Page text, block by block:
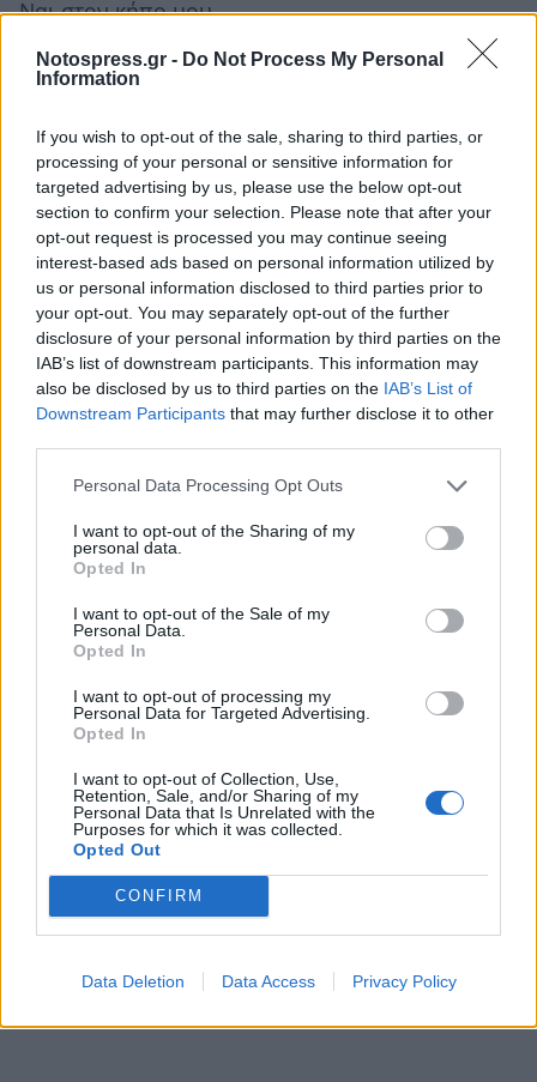
Notospress.gr - Do Not Process My Personal
Information
If you wish to opt-out of the sale, sharing to third parties, or
processing of your personal or sensitive information for
targeted advertising by us, please use the below opt-out
section to confirm your selection. Please note that after your
opt-out request is processed you may continue seeing
interest-based ads based on personal information utilized by
us or personal information disclosed to third parties prior to
your opt-out. You may separately opt-out of the further
disclosure of your personal information by third parties on the
IAB’s list of downstream participants. This information may
also be disclosed by us to third parties on the IAB’s List of
Downstream Participants that may further disclose it to other
Personal Data Processing Opt Outs
I want to opt-out of the Sharing of my
personal data.
Opted In
I want to opt-out of the Sale of my
Personal Data.
Opted In
I want to opt-out of processing my
Personal Data for Targeted Advertising.
Opted In
I want to opt-out of Collection, Use,
Retention, Sale, and/or Sharing of my
Personal Data that Is Unrelated with the
Purposes for which it was collected.
Opted Out
CONFIRM
Data Deletion Data Access Privacy Policy
Ναι στον κήπο μου
Ναι στο μπαλκόνι ή ταράτσα
Ναι έχω χωράφια
Όχι δεν ασχολούμαι γιατί δεν έχω κήπο